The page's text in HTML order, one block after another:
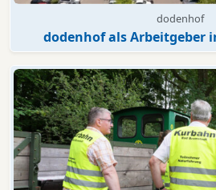
dodenhof
dodenhof als Arbeitgeber